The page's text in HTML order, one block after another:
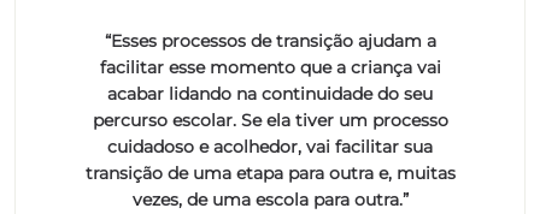
“Esses processos de transição ajudam a
facilitar esse momento que a criança vai
acabar lidando na continuidade do seu
percurso escolar. Se ela tiver um processo
cuidadoso e acolhedor, vai facilitar sua
transição de uma etapa para outra e, muitas
vezes, de uma escola para outra.”